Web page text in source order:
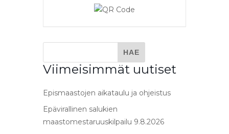
Viimeisimmät uutiset
Epismaastojen aikataulu ja ohjeistus
Epävirallinen salukien
maastomestaruuskilpailu 9.8.2026